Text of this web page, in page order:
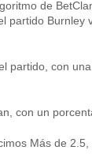
de
partido Burnley
partido, con
con un
Más de